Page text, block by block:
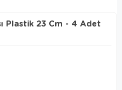
Plastik 23 Cm - 4 Adet